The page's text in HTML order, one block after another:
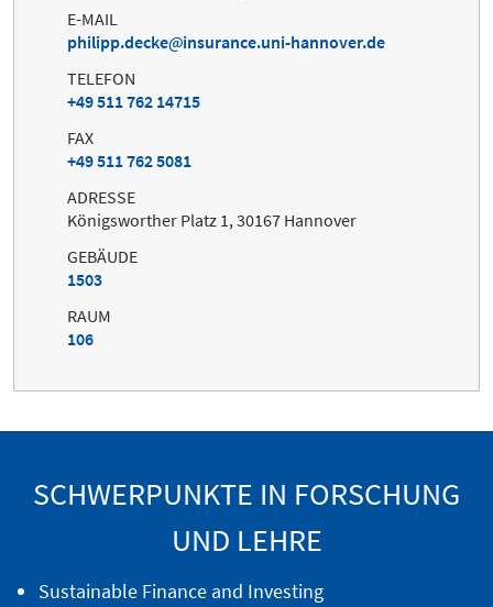
E-MAIL
philipp.decke
insurance.uni-hannover.de
TELEFON
+49 511 762 14715
FAX
+49 511 762 5081
ADRESSE
Königsworther Platz 1, 30167 Hannover
GEBÄUDE
1503
RAUM
106
SCHWERPUNKTE IN FORSCHUNG
UND LEHRE
Sustainable Finance and Investing